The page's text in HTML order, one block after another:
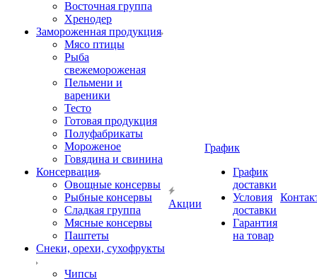
Восточная группа
Хренодер
Замороженная продукция
Мясо птицы
Рыба
свежемороженая
Пельмени и
вареники
Тесто
Готовая продукция
Полуфабрикаты
Мороженое
Говядина и свинина
Консервация
Овощные консервы
Рыбные консервы
Сладкая группа
Мясные консервы
Паштеты
Снеки, орехи, сухофрукты
Чипсы
Акции
График
График
доставки
Условия
доставки
Гарантия
на товар